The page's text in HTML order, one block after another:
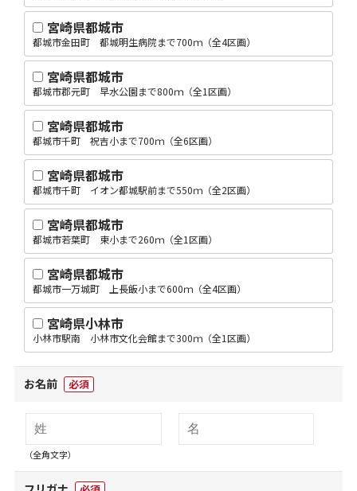
宮崎県都城市
都城市金田町 都城明生病院まで700ｍ（全4区画）
宮崎県都城市
都城市郡元町 早水公園まで800ｍ（全1区画）
宮崎県都城市
都城市千町 祝吉小まで700ｍ（全6区画）
宮崎県都城市
都城市千町 イオン都城駅前まで550ｍ（全2区画）
宮崎県都城市
都城市若葉町 東小まで260ｍ（全1区画）
宮崎県都城市
都城市一万城町 上長飯小まで600ｍ（全4区画）
宮崎県小林市
小林市駅南 小林市文化会館まで300ｍ（全1区画）
お名前 必須
（全角文字）